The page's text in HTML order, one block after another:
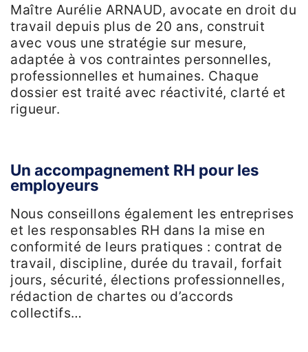
Maître Aurélie ARNAUD, avocate en droit du
travail depuis plus de 20 ans, construit
avec vous une stratégie sur mesure,
adaptée à vos contraintes personnelles,
professionnelles et humaines. Chaque
dossier est traité avec réactivité, clarté et
rigueur.
Un accompagnement RH pour les
employeurs
Nous conseillons également les entreprises
et les responsables RH dans la mise en
conformité de leurs pratiques : contrat de
travail, discipline, durée du travail, forfait
jours, sécurité, élections professionnelles,
rédaction de chartes ou d’accords
collectifs…